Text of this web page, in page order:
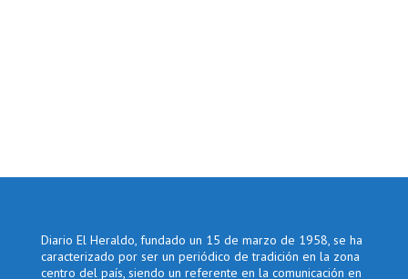
Diario El Heraldo, fundado un 15 de marzo de 1958, se ha
caracterizado por ser un periódico de tradición en la zona
centro del país, siendo un referente en la comunicación en